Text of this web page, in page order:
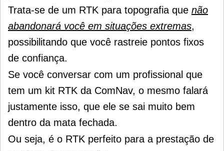
Trata-se de um RTK para topografia que não
abandonará você em situações extremas,
possibilitando que você rastreie pontos fixos
de confiança.
Se você conversar com um profissional que
tem um kit RTK da ComNav, o mesmo falará
justamente isso, que ele se sai muito bem
dentro da mata fechada.
Ou seja, é o RTK perfeito para a prestação de